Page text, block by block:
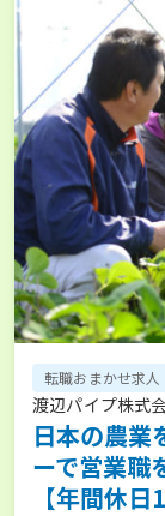
転職おまかせ求人
渡辺パイプ株式
日本の農業
ーで営業職
【年間休